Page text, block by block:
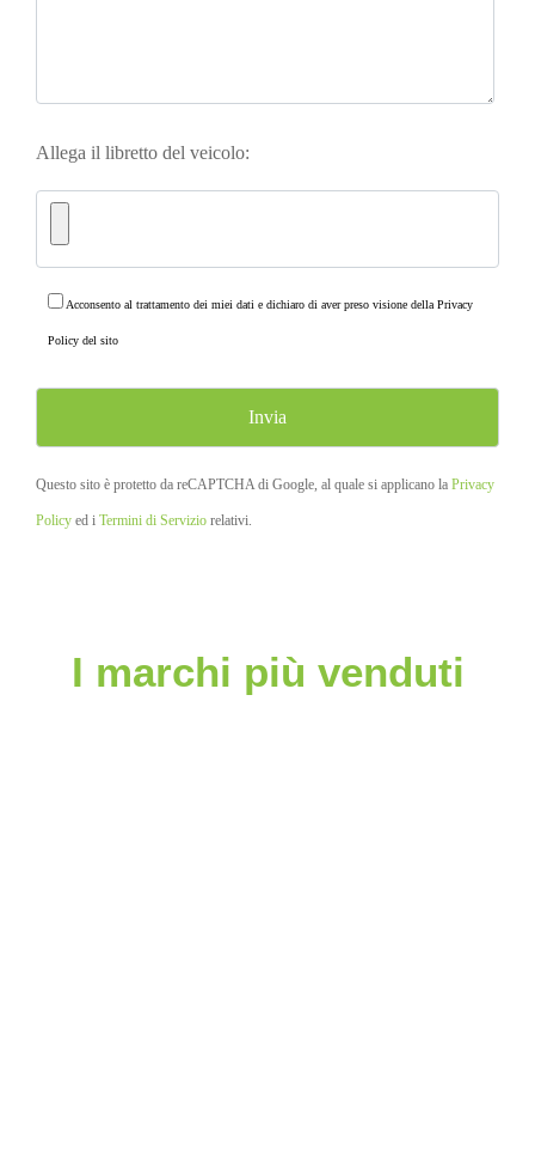
Allega il libretto del veicolo:
Acconsento al trattamento dei miei dati e dichiaro di aver preso visione dellaPrivacy
Policy del sito
Questo sito è protetto da reCAPTCHA di Google, al quale si applicano la Privacy
Policy ed i Termini di Servizio relativi.
I marchi più venduti